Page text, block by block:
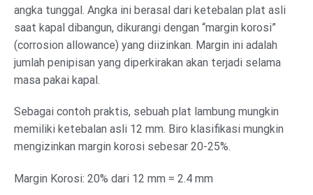
angka tunggal. Angka ini berasal dari ketebalan plat asli
saat kapal dibangun, dikurangi dengan “margin korosi”
(corrosion allowance) yang diizinkan. Margin ini adalah
jumlah penipisan yang diperkirakan akan terjadi selama
masa pakai kapal.
Sebagai contoh praktis, sebuah plat lambung mungkin
memiliki ketebalan asli 12 mm. Biro klasifikasi mungkin
mengizinkan margin korosi sebesar 20-25%.
Margin Korosi: 20% dari 12 mm = 2.4 mm